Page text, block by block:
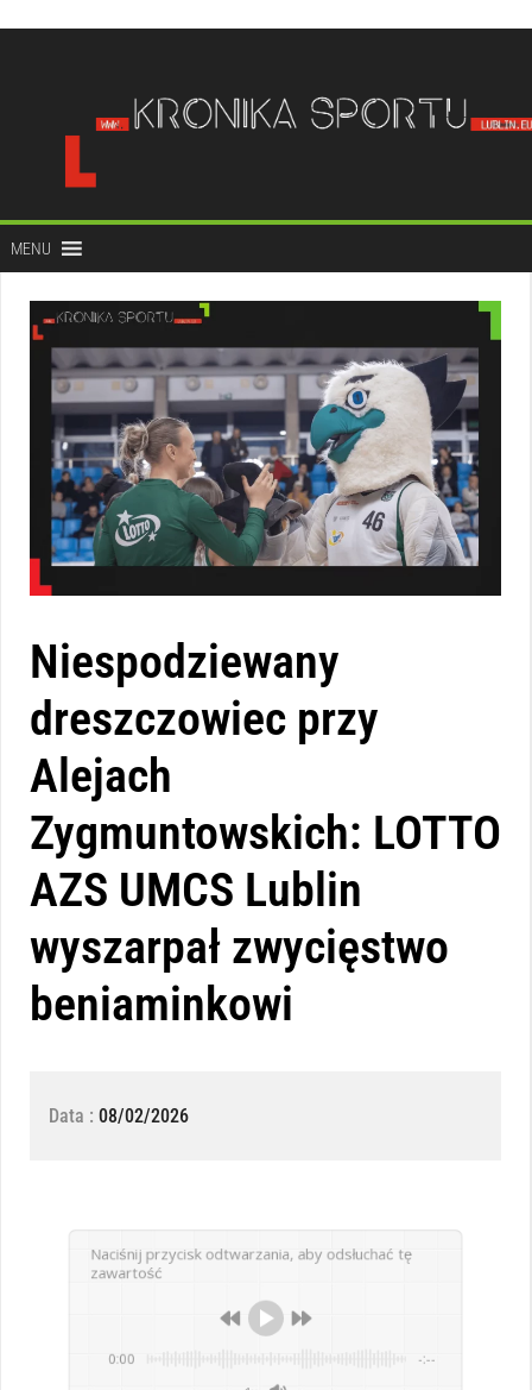
treści
MENU
Niespodziewany
dreszczowiec przy
Alejach
Zygmuntowskich: LOTTO
AZS UMCS Lublin
wyszarpał zwycięstwo
beniaminkowi
Data : 08/02/2026
zawartość